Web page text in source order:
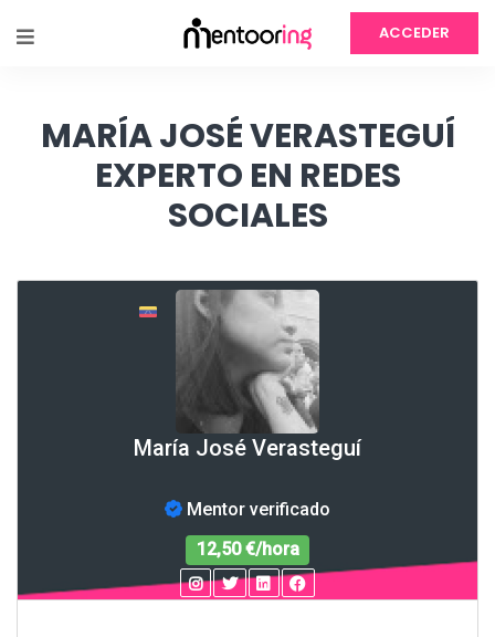
ACCEDER
MARÍA JOSÉ VERASTEGUÍ
EXPERTO EN REDES
SOCIALES
María José Verasteguí
Mentor verificado
12,50 €/hora